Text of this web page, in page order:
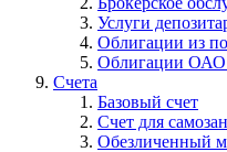
Услуги
Облигации из
Облигации
Счета
Базовый счет
Счет для
Обезличенный